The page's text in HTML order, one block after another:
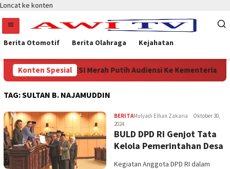
Loncat ke konten
Berita Otomotif Berita Olahraga Kejahatan
Konten Spesial
2031 APDESI Merah Putih Audiensi Ke Kementerian
TAG:SULTAN B. NAJAMUDDIN
BERITAMulyadi Elhan Zakaria
Oktober 30,
2024
BULD DPD RI Genjot Tata
Kelola Pemerintahan Desa
Kegiatan Anggota DPD RI dalam